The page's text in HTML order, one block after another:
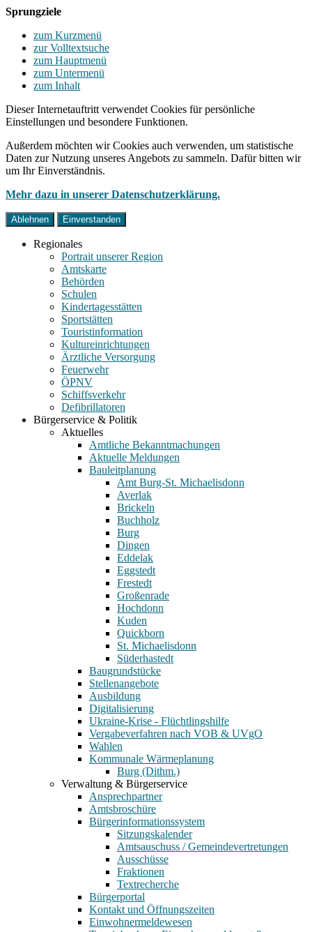
Sprungziele
zum Kurzmenü
zur Volltextsuche
zum Hauptmenü
zum Untermenü
zum Inhalt
Dieser Internetauftritt verwendet Cookies für persönliche
Einstellungen und besondere Funktionen.
Außerdem möchten wir Cookies auch verwenden, um statistische
Daten zur Nutzung unseres Angebots zu sammeln. Dafür bitten wir
um Ihr Einverständnis.
Mehr dazu in unserer Datenschutzerklärung.
Ablehnen Einverstanden
Regionales
Portrait unserer Region
Amtskarte
Behörden
Schulen
Kindertagesstätten
Sportstätten
Touristinformation
Kultureinrichtungen
Ärztliche Versorgung
Feuerwehr
ÖPNV
Schiffsverkehr
Defibrillatoren
Bürgerservice & Politik
Aktuelles
Amtliche Bekanntmachungen
Aktuelle Meldungen
Bauleitplanung
Amt Burg-St. Michaelisdonn
Averlak
Brickeln
Buchholz
Burg
Dingen
Eddelak
Eggstedt
Frestedt
Großenrade
Hochdonn
Kuden
Quickborn
St. Michaelisdonn
Süderhastedt
Baugrundstücke
Stellenangebote
Ausbildung
Digitalisierung
Ukraine-Krise - Flüchtlingshilfe
Vergabeverfahren nach VOB & UVgO
Wahlen
Kommunale Wärmeplanung
Burg (Dithm.)
Verwaltung & Bürgerservice
Ansprechpartner
Amtsbroschüre
Bürgerinformationssystem
Sitzungskalender
Amtsauschuss / Gemeindevertretungen
Ausschüsse
Fraktionen
Textrecherche
Bürgerportal
Kontakt und Öffnungszeiten
Einwohnermeldewesen